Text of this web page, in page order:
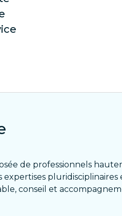
de professionnels
expertises pluridisciplinaires
conseil et